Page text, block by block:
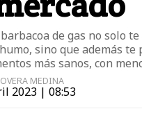
Juguetes
Moda
Motos
de gas no solo
sino que además
más sanos, con
MEDINA
2023 | 08:53